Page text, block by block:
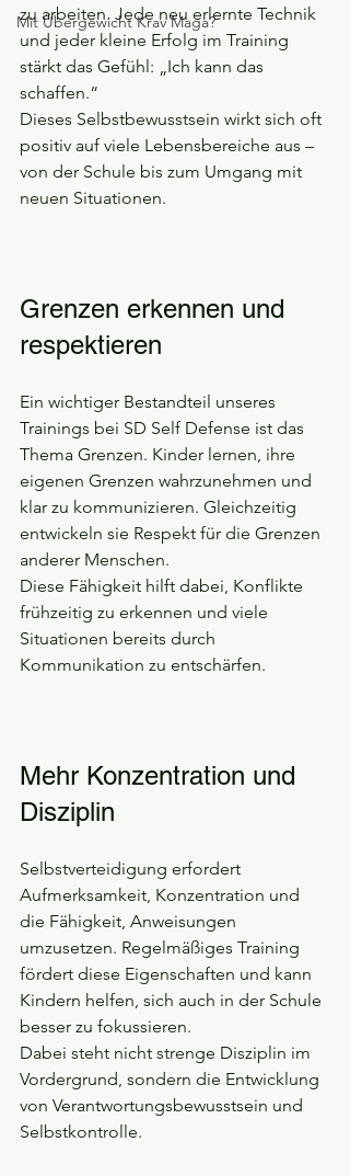
Mit Übergewicht Krav Maga?
zu arbeiten. Jede neu erlernte Technik
und jeder kleine Erfolg im Training
stärkt das Gefühl: „Ich kann das
schaffen.“
Dieses Selbstbewusstsein wirkt sich oft
positiv auf viele Lebensbereiche aus –
von der Schule bis zum Umgang mit
neuen Situationen.
Grenzen erkennen und
respektieren
Ein wichtiger Bestandteil unseres
Trainings bei SD Self Defense ist das
Thema Grenzen. Kinder lernen, ihre
eigenen Grenzen wahrzunehmen und
klar zu kommunizieren. Gleichzeitig
entwickeln sie Respekt für die Grenzen
anderer Menschen.
Diese Fähigkeit hilft dabei, Konflikte
frühzeitig zu erkennen und viele
Situationen bereits durch
Kommunikation zu entschärfen.
Mehr Konzentration und
Disziplin
Selbstverteidigung erfordert
Aufmerksamkeit, Konzentration und
die Fähigkeit, Anweisungen
umzusetzen. Regelmäßiges Training
fördert diese Eigenschaften und kann
Kindern helfen, sich auch in der Schule
besser zu fokussieren.
Dabei steht nicht strenge Disziplin im
Vordergrund, sondern die Entwicklung
von Verantwortungsbewusstsein und
Selbstkontrolle.